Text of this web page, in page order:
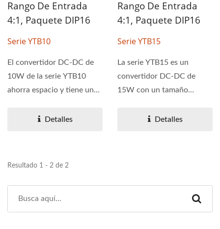
Rango De Entrada
4:1, Paquete DIP16
Serie YTB10
El convertidor DC-DC de
10W de la serie YTB10
ahorra espacio y tiene un
Detalles
Rango De Entrada
4:1, Paquete DIP16
Serie YTB15
La serie YTB15 es un
convertidor DC-DC de
15W con un tamaño
14.3 x 9.8 mm y un rango...
Detalles
Resultado 1 - 2 de 2